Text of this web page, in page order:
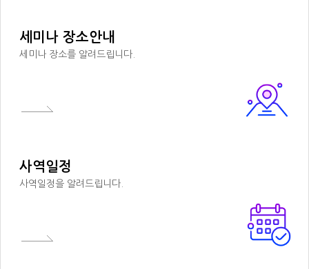
세미나 장소안내
세미나 장소를 알려드립니다.
사역일정
사역일정을 알려드립니다.